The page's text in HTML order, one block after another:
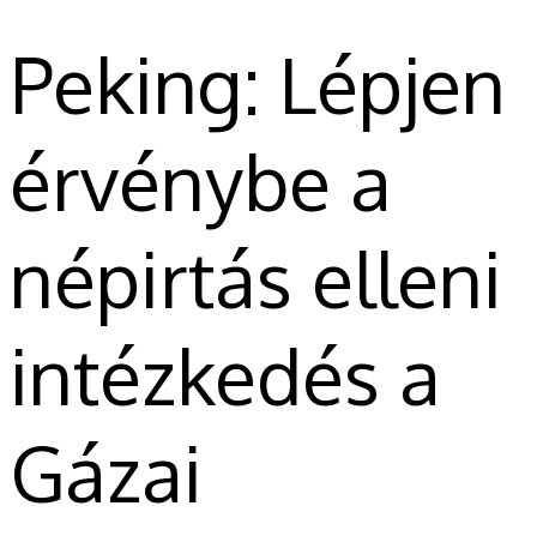
Peking: Lépjen
érvénybe a
népirtás elleni
intézkedés a
Gázai